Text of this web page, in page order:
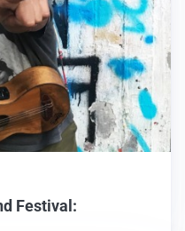
Festival: